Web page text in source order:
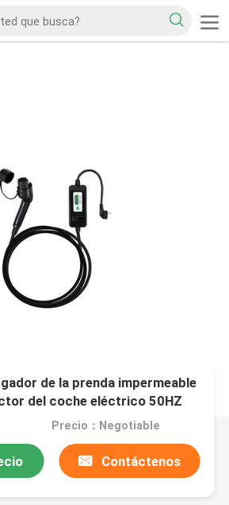
de la prenda impermeable
del coche eléctrico 50HZ
Precio：Negotiable
Contáctenos